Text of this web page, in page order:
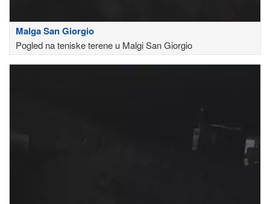
Malga San Giorgio
Pogled na teniske terene u Malgi San Giorgio